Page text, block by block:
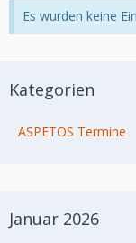
Es wurden keine
Kategorien
ASPETOS Termine
Januar 2026